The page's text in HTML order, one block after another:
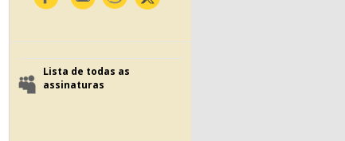
Lista de todas as
assinaturas